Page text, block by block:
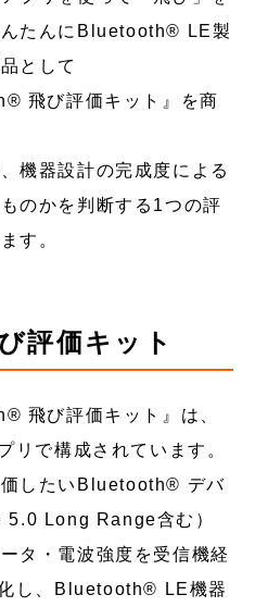
んたんにBluetooth® LE製
として
飛び評価キット』を商
機器設計の完成度による
のかを判断する1つの評
す。
評価キット
飛び評価キット』は、
リで構成されています。
したいBluetooth® デバ
Long Range含む）
タ・電波強度を受信機経
し、Bluetooth® LE機器